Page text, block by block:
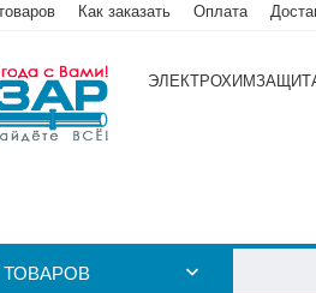
Как заказать Оплата
ТОВАРОВ